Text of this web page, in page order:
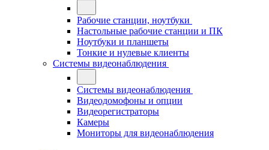
Рабочие станции, ноутбуки
Настольные рабочие станции и ПК
Ноутбуки и планшеты
Тонкие и нулевые клиенты
Системы видеонаблюдения
Системы видеонаблюдения
Видеодомофоны и опции
Видеорегистраторы
Камеры
Мониторы для видеонаблюдения